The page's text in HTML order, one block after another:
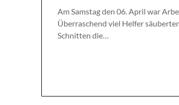
Am Samstag den 06. April war
Überraschend viel Helfer
Schnitten die…